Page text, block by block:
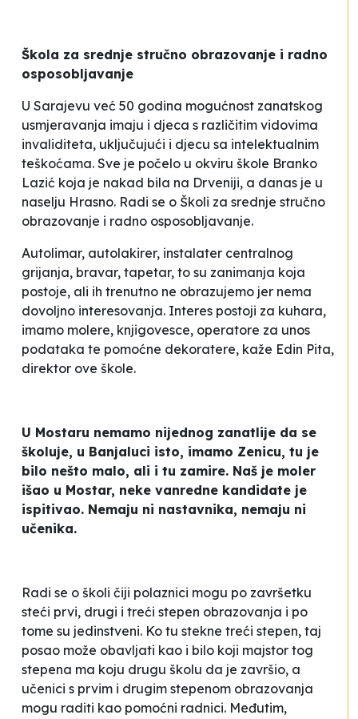
Škola za srednje stručno obrazovanje i radno
osposobljavanje
U Sarajevu već 50 godina mogućnost zanatskog
usmjeravanja imaju i djeca s različitim vidovima
invaliditeta, uključujući i djecu sa intelektualnim
teškoćama. Sve je počelo u okviru škole Branko
Lazić koja je nakad bila na Drveniji, a danas je u
naselju Hrasno. Radi se o Školi za srednje stručno
obrazovanje i radno osposobljavanje.
Autolimar, autolakirer, instalater centralnog
grijanja, bravar, tapetar, to su zanimanja koja
postoje, ali ih trenutno ne obrazujemo jer nema
dovoljno interesovanja. Interes postoji za kuhara,
imamo molere, knjigovesce, operatore za unos
podataka te pomoćne dekoratere, kaže Edin Pita,
direktor ove škole.
U Mostaru nemamo nijednog zanatlije da se
školuje, u Banjaluci isto, imamo Zenicu, tu je
bilo nešto malo, ali i tu zamire. Naš je moler
išao u Mostar, neke vanredne kandidate je
ispitivao. Nemaju ni nastavnika, nemaju ni
učenika.
Radi se o školi čiji polaznici mogu po završetku
steći prvi, drugi i treći stepen obrazovanja i po
tome su jedinstveni. Ko tu stekne treći stepen, taj
posao može obavljati kao i bilo koji majstor tog
stepena ma koju drugu školu da je završio, a
učenici s prvim i drugim stepenom obrazovanja
mogu raditi kao pomoćni radnici. Međutim,